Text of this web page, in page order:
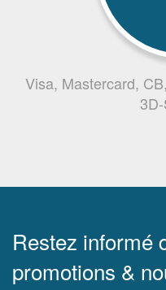
Visa, Mastercard,
Restez informé
promotions &